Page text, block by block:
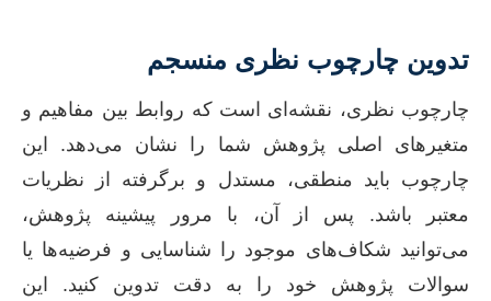
تدوین چارچوب نظری منسجم
چارچوب نظری، نقشه‌ای است که روابط بین مفاهیم و
متغیرهای اصلی پژوهش شما را نشان می‌دهد. این
چارچوب باید منطقی، مستدل و برگرفته از نظریات
معتبر باشد. پس از آن، با مرور پیشینه پژوهش،
می‌توانید شکاف‌های موجود را شناسایی و فرضیه‌ها یا
سوالات پژوهش خود را به دقت تدوین کنید. این